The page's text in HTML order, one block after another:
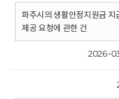
파주시의 생활안정지원금
제공 요청에 관한 건
2026-